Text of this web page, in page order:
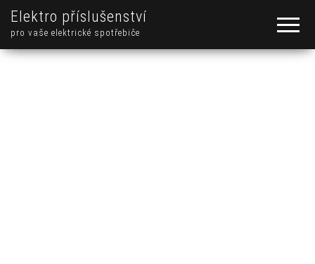
Elektro příslušenství
pro vaše elektrické spotřebiče